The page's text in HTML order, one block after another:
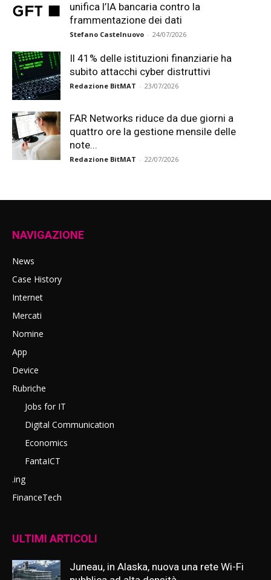
unifica l’IA bancaria contro la
frammentazione dei dati
Stefano Castelnuovo - 24/07/2026
Il 41% delle istituzioni finanziarie ha
subito attacchi cyber distruttivi
Redazione BitMAT - 23/07/2026
FAR Networks riduce da due giorni a
quattro ore la gestione mensile delle
note...
Redazione BitMAT - 22/07/2026
NAVIGAZIONE
News
Case History
Internet
Mercati
Nomine
App
Device
Rubriche
Jobs for IT
Digital Communication
Economics
FantaICT
.ing
FinanceTech
ULTIMI ARTICOLI
Juneau, in Alaska, nuova una rete Wi-Fi